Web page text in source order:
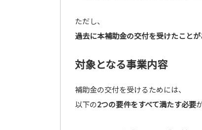
ただし、
過去に本補助金の交付を受けたこと
対象となる事業内容
補助金の交付を受けるためには、
以下の2つの要件をすべて満たす必要